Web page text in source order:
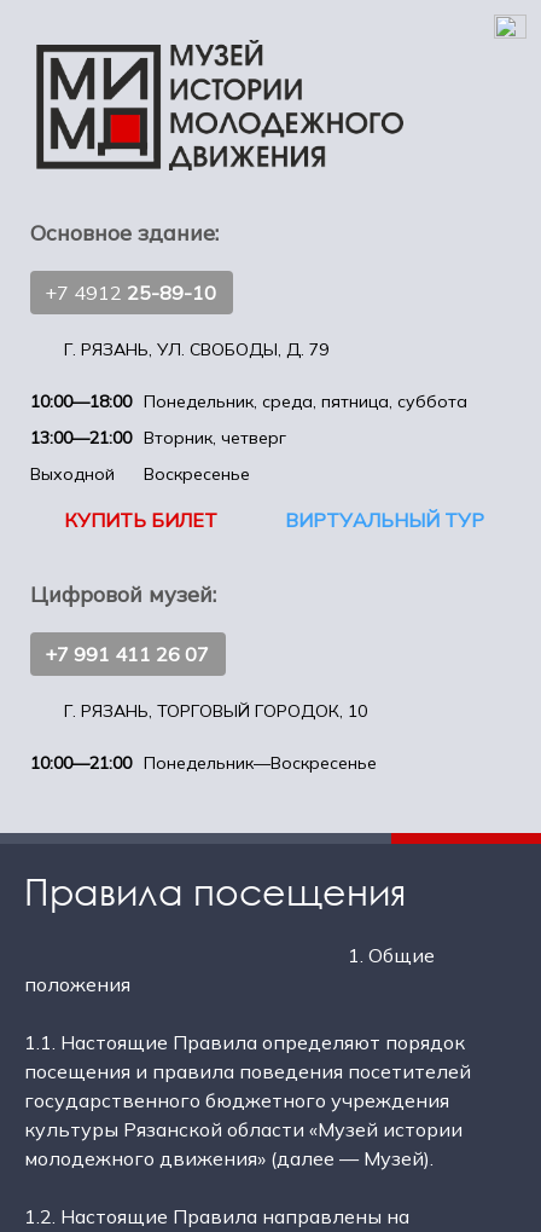
Основное здание:
+7 4912 25-89-10
Г. РЯЗАНЬ, УЛ. СВОБОДЫ, Д. 79
10:00—18:00 Понедельник, среда, пятница, суббота
13:00—21:00 Вторник, четверг
Выходной
Воскресенье
КУПИТЬ БИЛЕТ ВИРТУАЛЬНЫЙ ТУР
Цифровой музей:
+7 991 411 26 07
Г. РЯЗАНЬ, ТОРГОВЫЙ ГОРОДОК, 10
10:00—21:00 Понедельник—Воскресенье
Правила посещения
1. Общие
положения
1.1. Настоящие Правила определяют порядок
посещения и правила поведения посетителей
государственного бюджетного учреждения
культуры Рязанской области «Музей истории
молодежного движения» (далее — Музей).
1.2. Настоящие Правила направлены на